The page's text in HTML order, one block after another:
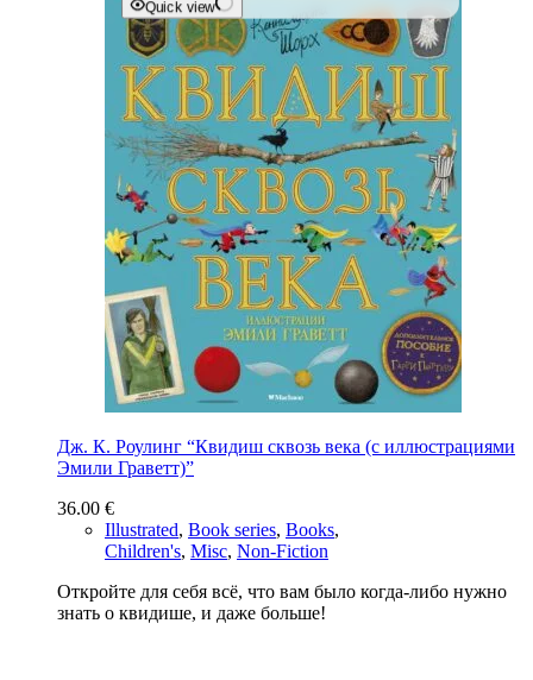
Quick view
Дж. К. Роулинг “Квидиш сквозь века (с иллюстрациями
Эмили Граветт)”
36.00 €
Illustrated, Book series, Books,
Children's, Misc, Non-Fiction
Откройте для себя всё, что вам было когда-либо нужно
знать о квидише, и даже больше!